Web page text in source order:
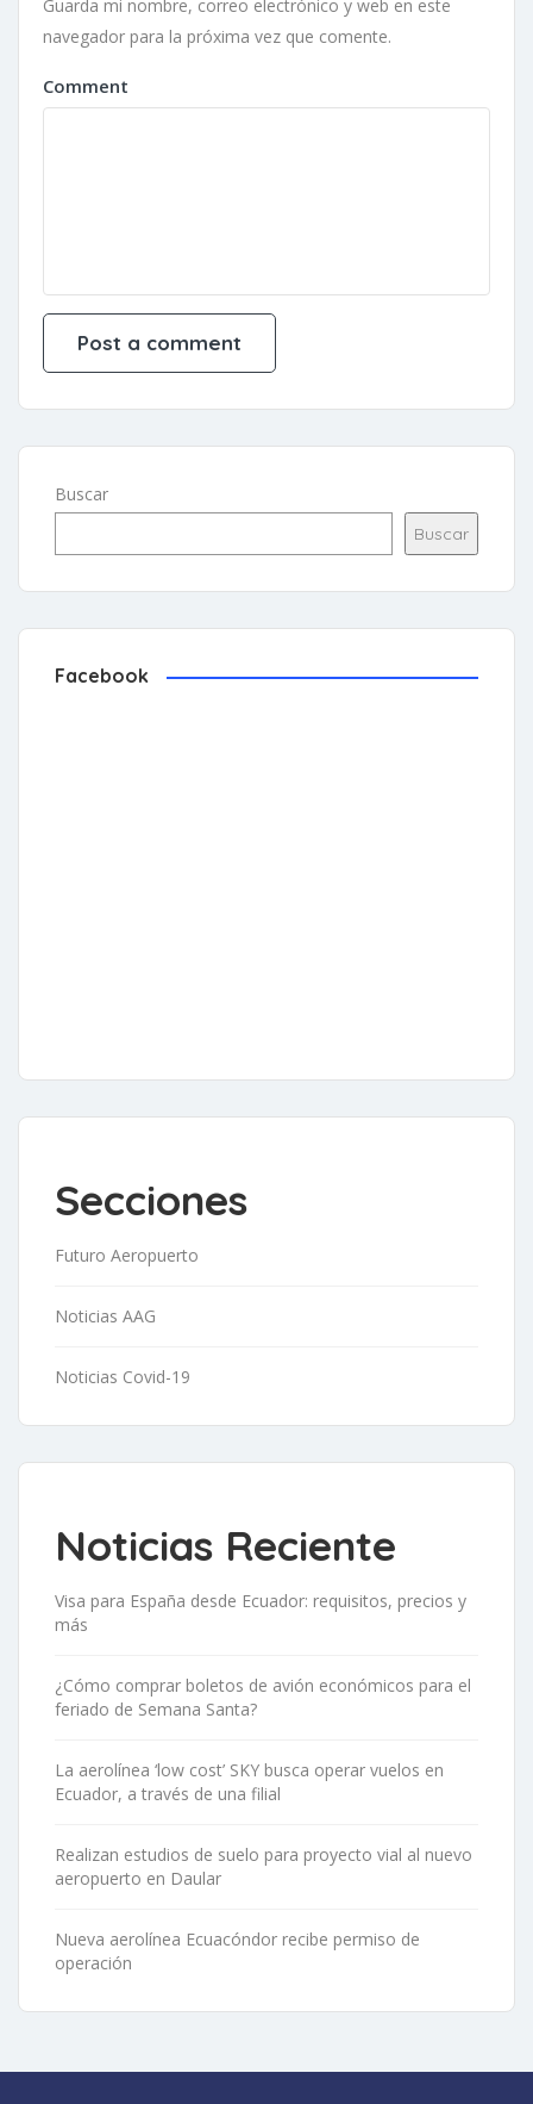
Guarda mi nombre, correo electrónico y web en este
navegador para la próxima vez que comente.
Comment
Buscar
Buscar
Facebook
Secciones
Futuro Aeropuerto
Noticias AAG
Noticias Covid-19
Noticias Reciente
Visa para España desde Ecuador: requisitos, precios y
más
¿Cómo comprar boletos de avión económicos para el
feriado de Semana Santa?
La aerolínea ‘low cost’ SKY busca operar vuelos en
Ecuador, a través de una filial
Realizan estudios de suelo para proyecto vial al nuevo
aeropuerto en Daular
Nueva aerolínea Ecuacóndor recibe permiso de
operación